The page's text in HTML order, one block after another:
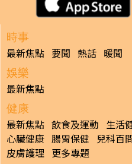
時事
最新焦點 要聞 熱話 暖聞
娛樂
最新焦點
健康
最新焦點 飲食及運動 生活
心臟健康 腸胃保健 兒科百
皮膚護理 更多專題